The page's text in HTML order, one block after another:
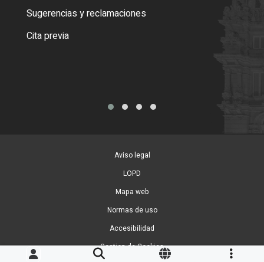
Sugerencias y reclamaciones
Cita previa
Aviso legal
LOPD
Mapa web
Normas de uso
Accesibilidad
Gestion de Cookies